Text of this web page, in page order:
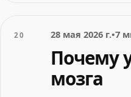
20 28 мая 2026 г.•7
Почему
мозга